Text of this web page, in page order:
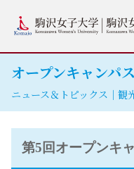
オープンキャンパ
ニュース＆トピックス｜観
第5回オープンキ